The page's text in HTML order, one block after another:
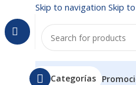
Skip to navigation Skip
Categorías